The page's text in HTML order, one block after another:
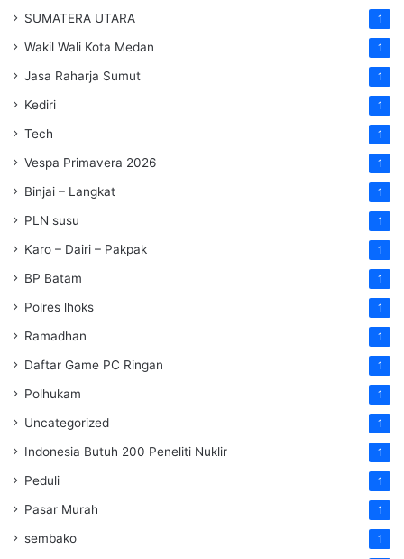
SUMATERA UTARA 1
Wakil Wali Kota Medan 1
Jasa Raharja Sumut 1
Kediri 1
Tech 1
Vespa Primavera 2026 1
Binjai – Langkat 1
PLN susu 1
Karo – Dairi – Pakpak 1
BP Batam 1
Polres lhoks 1
Ramadhan 1
Daftar Game PC Ringan 1
Polhukam 1
Uncategorized 1
Indonesia Butuh 200 Peneliti Nuklir 1
Peduli 1
Pasar Murah 1
sembako 1